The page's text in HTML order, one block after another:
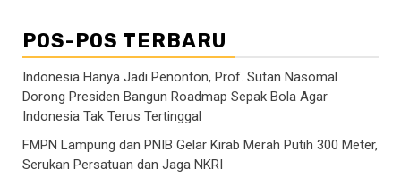
POS-POS TERBARU
Indonesia Hanya Jadi Penonton, Prof. Sutan Nasomal
Dorong Presiden Bangun Roadmap Sepak Bola Agar
Indonesia Tak Terus Tertinggal
FMPN Lampung dan PNIB Gelar Kirab Merah Putih 300 Meter,
Serukan Persatuan dan Jaga NKRI